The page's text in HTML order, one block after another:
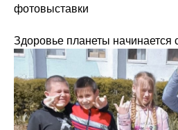
фотовыставки
Здоровье планеты начинается